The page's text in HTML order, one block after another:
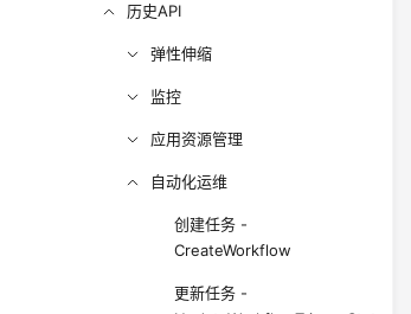
历史API
弹性伸缩
监控
应用资源管理
自动化运维
创建任务 -
CreateWorkflow
更新任务 -